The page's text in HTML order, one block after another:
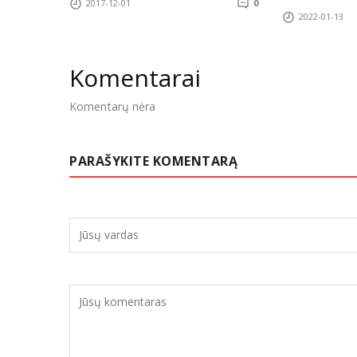
2017-12-01 0
2022-01-13
Komentarai
Komentarų nėra
PARAŠYKITE KOMENTARĄ